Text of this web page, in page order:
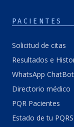
PACIENTES
Solicitud de citas
Resultados e
WhatsApp ChatBot
Directorio médico
PQR Pacientes
Estado de tu PQRS